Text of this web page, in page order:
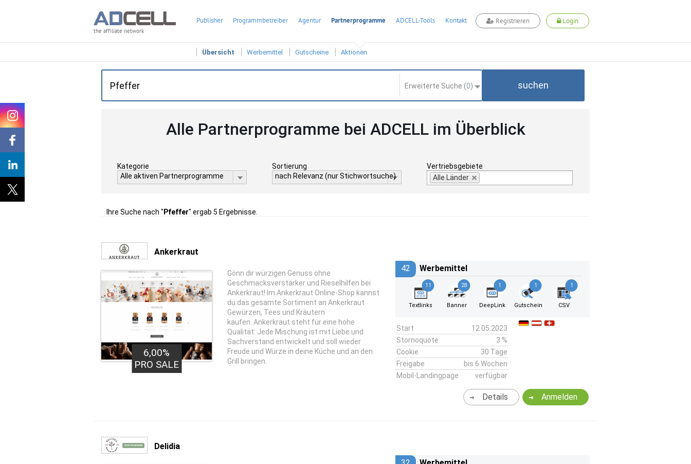
the affiliate network
Publisher Programmbetreiber Agentur Partnerprogramme ADCELL-Tools Kontakt Registrieren Login
Übersicht Werbemittel Gutscheine Aktionen
Erweiterte Suche (0) suchen
Alle Partnerprogramme bei ADCELL im Überblick
Kategorie
Alle aktiven Partnerprogramme
Sortierung
nach Relevanz (nur Stichwortsuche)
Vertriebsgebiete
Alle Länder
Ihre Suche nach " Pfeffer" ergab 5 Ergebnisse.
Ankerkraut
6,00%
PRO SALE
Gönn dir würzigen Genuss ohne
Geschmacksverstärker und Rieselhilfen bei
Ankerkraut! Im Ankerkraut Online-Shop kannst
du das gesamte Sortiment an Ankerkraut
Gewürzen, Tees und Kräutern
kaufen. Ankerkraut steht für eine hohe
Qualität: Jede Mischung ist mit Liebe und
Sachverstand entwickelt und soll wieder
Freude und Würze in deine Küche und an den
Grill bringen.
42 Werbemittel
11
Textlinks
28
Banner
1
DeepLink
1
Gutschein
1
CSV
Start
12.05.2023
Stornoquote
3 %
Cookie
30 Tage
Freigabe
bis 6 Wochen
Mobil-Landingpage
verfügbar
Anmelden
Details
Delidia